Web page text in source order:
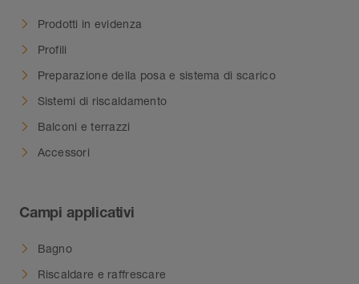
Prodotti in evidenza
Profili
Preparazione della posa e sistema di scarico
Sistemi di riscaldamento
Balconi e terrazzi
Accessori
Campi applicativi
Bagno
Riscaldare e raffrescare